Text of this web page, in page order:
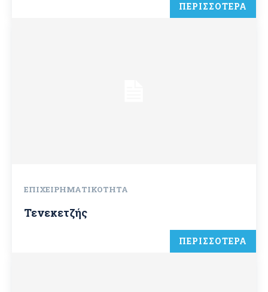
ΠΕΡΙΣΣΟΤΕΡΑ
ΕΠΙΧΕΙΡΗΜΑΤΙΚΌΤΗΤΑ
Τενεκετζής
ΠΕΡΙΣΣΟΤΕΡΑ